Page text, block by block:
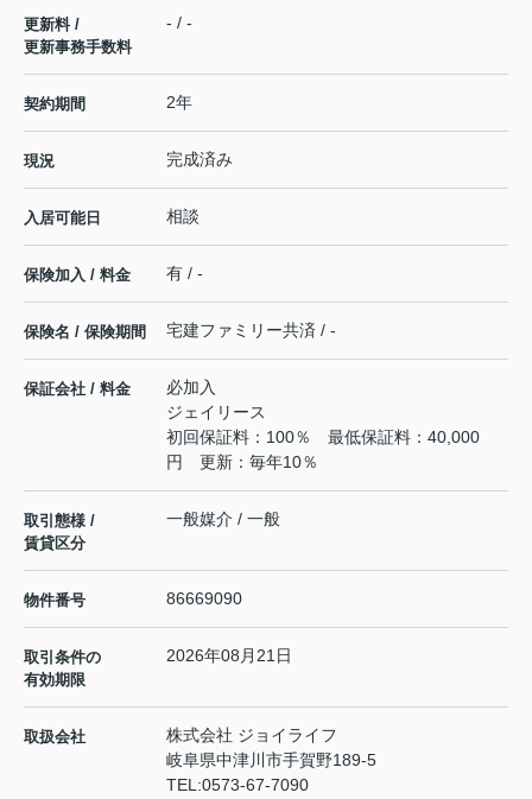
更新料 /
更新事務手数料
- / -
契約期間 2年
現況 完成済み
入居可能日 相談
保険加入 / 料金 有 / -
保険名 / 保険期間 宅建ファミリー共済 / -
保証会社 / 料金
必加入
ジェイリース
初回保証料：100％ 最低保証料：40,000
円 更新：毎年10％
取引態様 /
賃貸区分
一般媒介 / 一般
物件番号 86669090
取引条件の
有効期限
2026年08月21日
取扱会社
株式会社 ジョイライフ
岐阜県中津川市手賀野189-5
TEL:0573-67-7090